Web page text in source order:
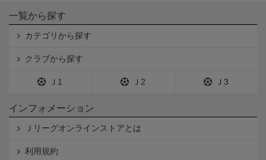
一覧から探す
カテゴリから探す
クラブから探す
Ｊ1 Ｊ2 Ｊ3
インフォメーション
Ｊリーグオンラインストアとは
利用規約